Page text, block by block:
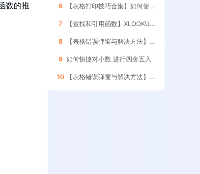
数的推
6 【表格打印技巧合集】如何使用表格的 分页预览功能
7 【查找和引用函数】XLOOKUP函数的 使用方法
8 【表格错误弹窗与解决方法】如何处理引用其它表格 数据更新的提示框
9 如何快捷对小数 进行四舍五入
10 【表格错误弹窗与解决方法】如何删除表格内的 空格和空白字符